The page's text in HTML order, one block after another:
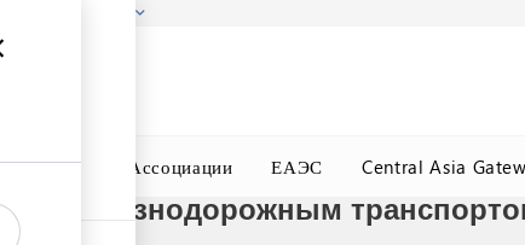
Окна Ассоциации ЕАЭС Central Asia
железнодорожным